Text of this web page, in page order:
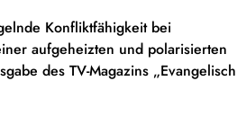
Konfliktfähigkeit bei
aufgeheizten und polarisierten
des TV-Magazins